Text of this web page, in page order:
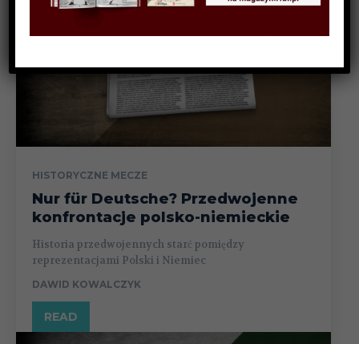
HISTORYCZNE MECZE
Nur für Deutsche? Przedwojenne
konfrontacje polsko-niemieckie
Historia przedwojennych starć pomiędzy
reprezentacjami Polski i Niemiec
DAWID KOWALCZYK
READ